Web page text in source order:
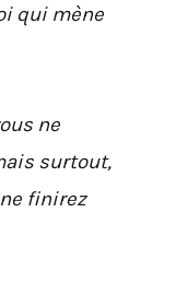
qui mène
ne
surtout,
finirez